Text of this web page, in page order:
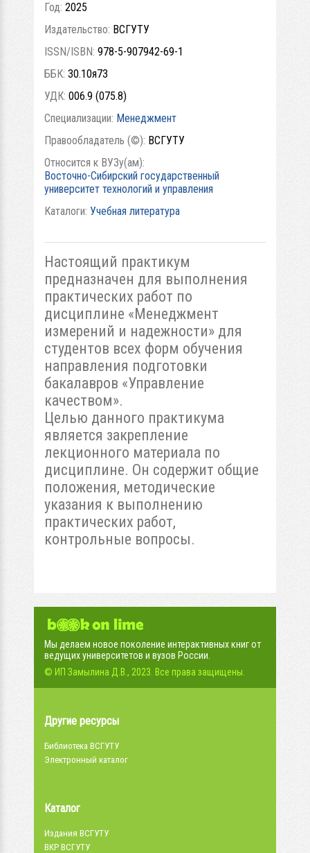
Год: 2025
Издательство: ВСГУТУ
ISSN/ISBN: 978-5-907942-69-1
ББК: 30.10я73
УДК: 006.9 (075.8)
Специализации: Менеджмент
Правообладатель (©): ВСГУТУ
Относится к ВУЗу(ам):
Восточно-Сибирский государственный
университет технологий и управления
Каталоги: Учебная литература
Настоящий практикум
предназначен для выполнения
практических работ по
дисциплине «Менеджмент
измерений и надежности» для
студентов всех форм обучения
направления подготовки
бакалавров «Управление
качеством».
Целью данного практикума
является закрепление
лекционного материала по
дисциплине. Он содержит общие
положения, методические
указания к выполнению
практических работ,
контрольные вопросы.
Мы делаем новое поколение интерактивных книг от
ведущих университетов и вузов России.
© ИП Замылина Д.В., 2023. Все права защищены.
Другие ресурсы
Библиотека ВСГУТУ
Электронный каталог
Каталог
Издания ВСГУТУ
ВКР ВСГУТУ